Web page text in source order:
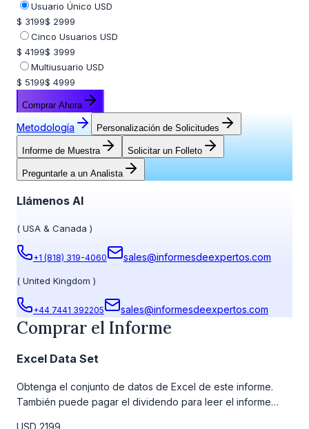
Usuario Único USD
$ 3199$ 2999
Cinco Usuarios USD
$ 4199$ 3999
Multiusuario USD
$ 5199$ 4999
Comprar Ahora
Metodología Personalización de Solicitudes
Informe de Muestra Solicitar un Folleto
Preguntarle a un Analista
Llámenos Al
( USA & Canada )
+1 (818) 319-4060 sales@informesdeexpertos.com
( United Kingdom )
+44 7441 392205 sales@informesdeexpertos.com
Comprar el Informe
Excel Data Set
Obtenga el conjunto de datos de Excel de este informe.
También puede pagar el dividendo para leer el informe
USD 2199